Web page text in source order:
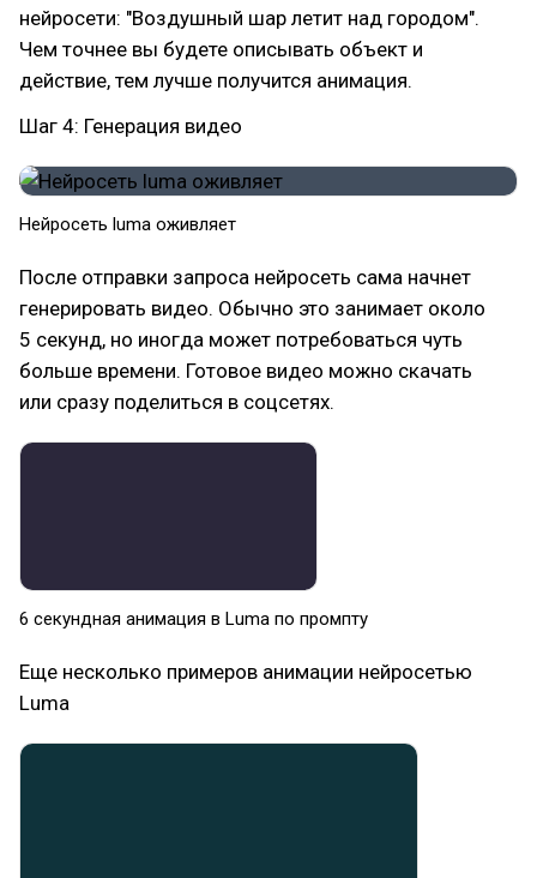
нейросети: "Воздушный шар летит над городом".
Чем точнее вы будете описывать объект и
действие, тем лучше получится анимация.
Шаг 4: Генерация видео
Нейросеть luma оживляет
После отправки запроса нейросеть сама начнет
генерировать видео. Обычно это занимает около
5 секунд, но иногда может потребоваться чуть
больше времени. Готовое видео можно скачать
или сразу поделиться в соцсетях.
6 секундная анимация в Luma по промпту
Еще несколько примеров анимации нейросетью
Luma